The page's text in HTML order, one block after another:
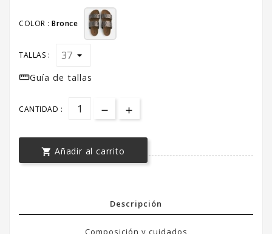
COLOR : Bronce
TALLAS :
Guía de tallas
CANTIDAD :
 Añadir al carrito
Descripción
Composición y cuidados